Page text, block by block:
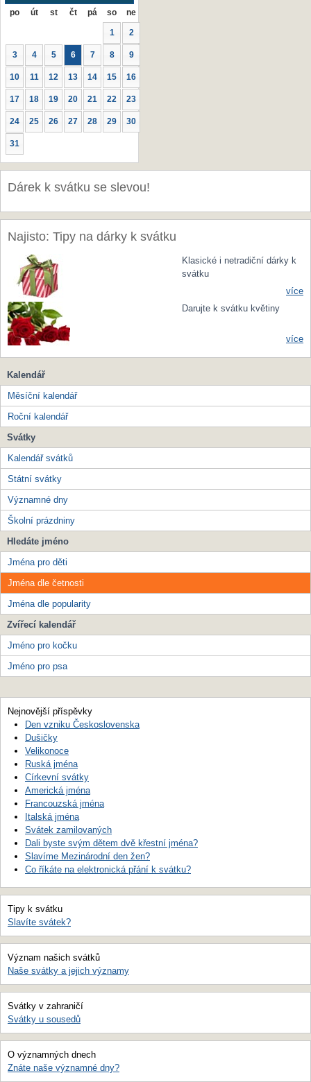
po út st čt pá so ne
1 2
3 4 5 6 7 8 9
10 11 12 13 14 15 16
17 18 19 20 21 22 23
24 25 26 27 28 29 30
31
Dárek k svátku se slevou!
Najisto: Tipy na dárky k svátku
Klasické i netradiční dárky k
svátku
více
Darujte k svátku květiny
více
Kalendář
Měsíční kalendář
Roční kalendář
Svátky
Kalendář svátků
Státní svátky
Významné dny
Školní prázdniny
Hledáte jméno
Jména pro děti
Jména dle četnosti
Jména dle popularity
Zvířecí kalendář
Jméno pro kočku
Jméno pro psa
Nejnovější příspěvky
Den vzniku Československa
Dušičky
Velikonoce
Ruská jména
Církevní svátky
Americká jména
Francouzská jména
Italská jména
Svátek zamilovaných
Dali byste svým dětem dvě křestní jména?
Slavíme Mezinárodní den žen?
Co říkáte na elektronická přání k svátku?
Tipy k svátku
Slavíte svátek?
Význam našich svátků
Naše svátky a jejich významy
Svátky v zahraničí
Svátky u sousedů
O významných dnech
Znáte naše významné dny?